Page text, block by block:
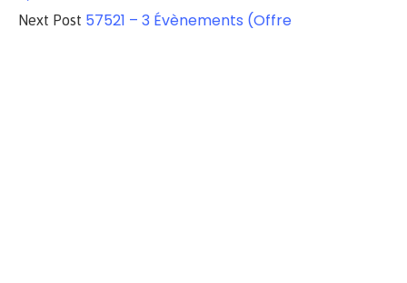
Next Post 57521 – 3 Évènements (Offre